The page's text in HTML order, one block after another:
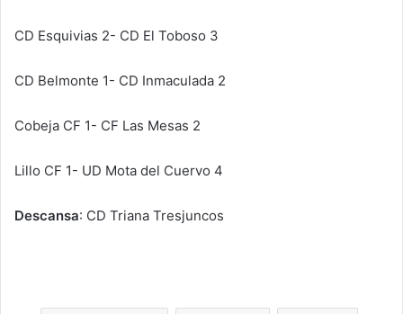
CD Esquivias 2- CD El Toboso 3
CD Belmonte 1- CD Inmaculada 2
Cobeja CF 1- CF Las Mesas 2
Lillo CF 1- UD Mota del Cuervo 4
Descansa: CD Triana Tresjuncos